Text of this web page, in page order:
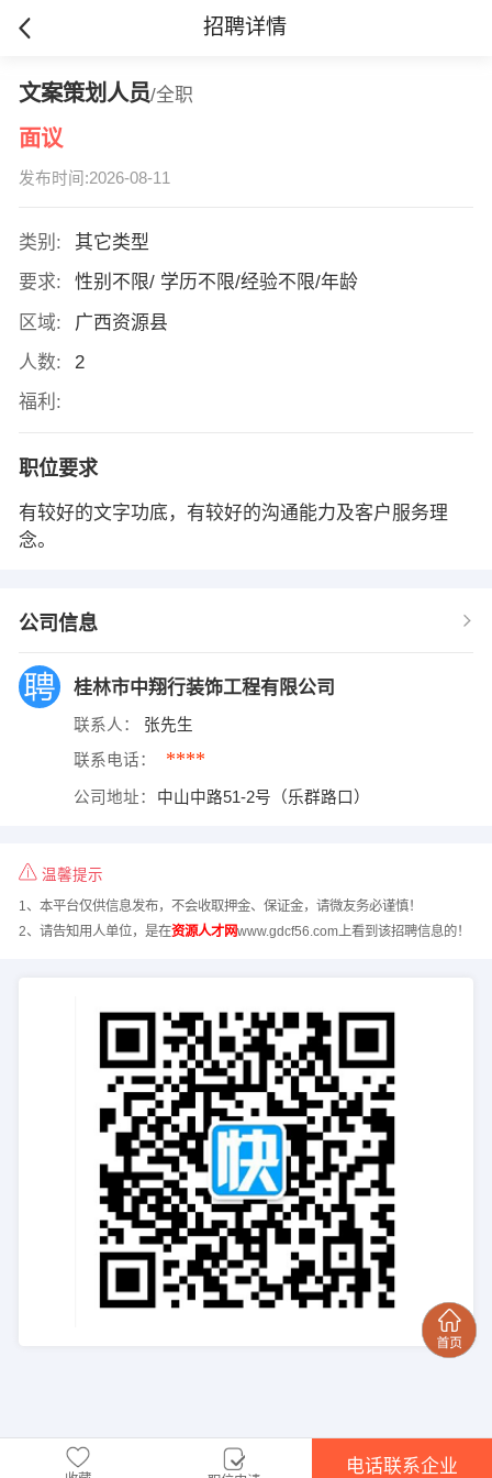
招聘详情
文案策划人员/全职
面议
发布时间:2026-08-11
类别:
其它类型
要求:
性别不限/ 学历不限/经验不限/年龄
区域:
广西资源县
人数:
2
福利:
职位要求
有较好的文字功底，有较好的沟通能力及客户服务理
念。
公司信息
桂林市中翔行装饰工程有限公司
联系人： 张先生
联系电话： ****
公司地址： 中山中路51-2号（乐群路口）
温馨提示
1、本平台仅供信息发布，不会收取押金、保证金，请微友务必谨慎！
2、请告知用人单位，是在资源人才网www.gdcf56.com上看到该招聘信息的！
电话联系企业